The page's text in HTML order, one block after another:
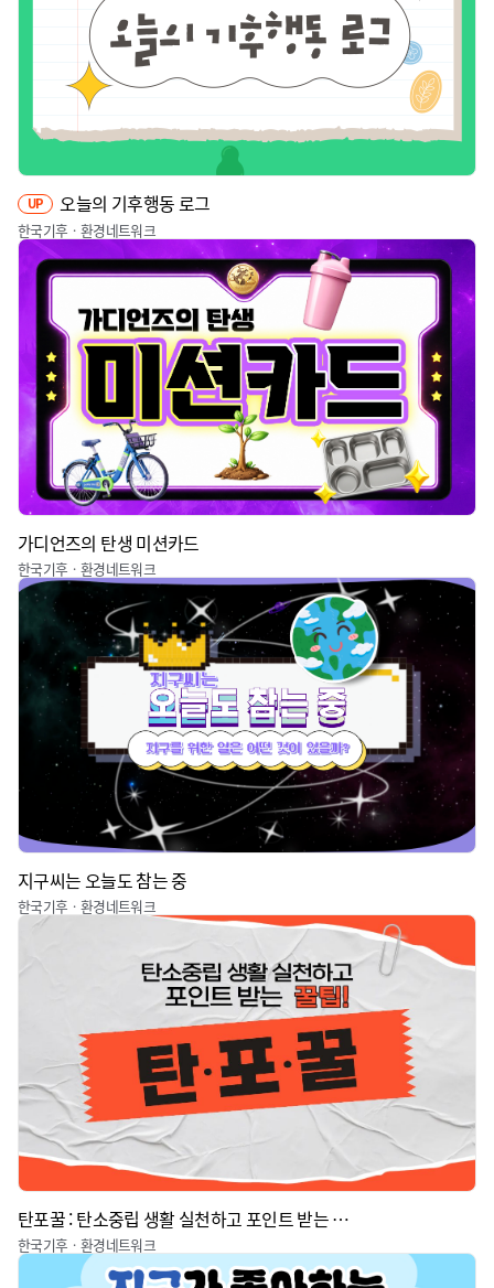
기타
UP 오늘의 기후행동 로그
한국기후ㆍ환경네트워크
가디언즈의 탄생 미션카드
한국기후ㆍ환경네트워크
지구씨는 오늘도 참는 중
한국기후ㆍ환경네트워크
탄포꿀 : 탄소중립 생활 실천하고 포인트 받는 꿀팁
한국기후ㆍ환경네트워크